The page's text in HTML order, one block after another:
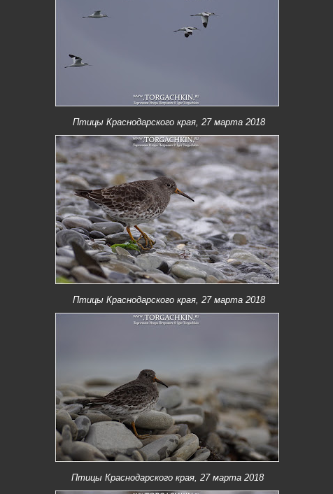
Птицы Краснодарского края, 27 марта 2018
Птицы Краснодарского края, 27 марта 2018
Птицы Краснодарского края, 27 марта 2018